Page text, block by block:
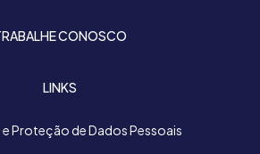
CONOSCO
LINKS
Proteção de Dados Pessoais